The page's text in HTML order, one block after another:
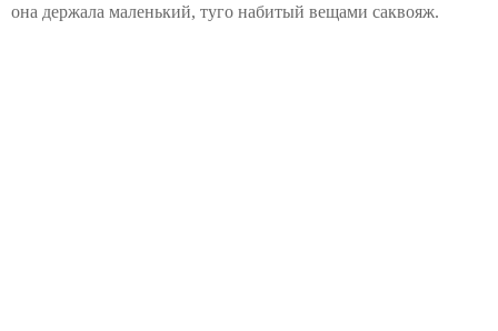
она держала маленький, туго набитый вещами саквояж.